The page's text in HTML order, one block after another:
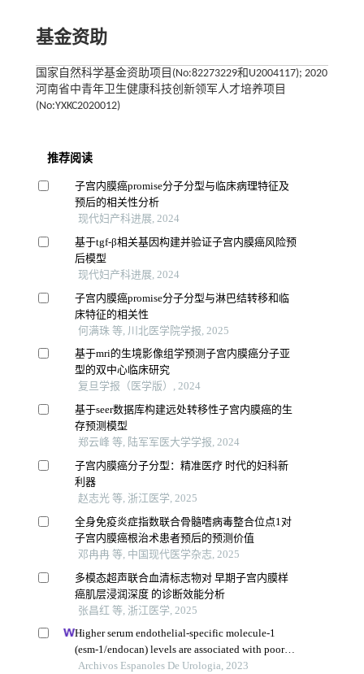
基金资助
国家自然科学基金资助项目(No:82273229和U2004117); 2020
河南省中青年卫生健康科技创新领军人才培养项目
(No:YXKC2020012)